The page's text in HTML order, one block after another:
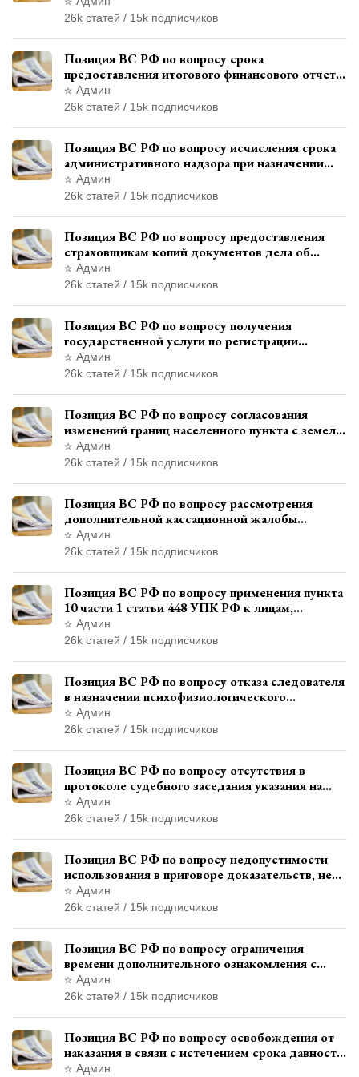
административного правонарушения
26k статей / 15k подписчиков
Позиция ВС РФ по вопросу срока
предоставления итогового финансового отчета
кандидатом в соответствии с
законодательством о выборах
Админ
26k статей / 15k подписчиков
Позиция ВС РФ по вопросу исчисления срока
административного надзора при назначении
дополнительного наказания, отличного от
ограничения свободы
Админ
26k статей / 15k подписчиков
Позиция ВС РФ по вопросу предоставления
страховщикам копий документов дела об
административном правонарушении для
автотехнической экспертизы
Админ
26k статей / 15k подписчиков
Позиция ВС РФ по вопросу получения
государственной услуги по регистрации
транспортного средства через представителя
Админ
26k статей / 15k подписчиков
Позиция ВС РФ по вопросу согласования
изменений границ населенного пункта с земель
лесного фонда
Админ
26k статей / 15k подписчиков
Позиция ВС РФ по вопросу рассмотрения
дополнительной кассационной жалобы
адвоката в кассационной инстанции
Админ
26k статей / 15k подписчиков
Позиция ВС РФ по вопросу применения пункта
10 части 1 статьи 448 УПК РФ к лицам,
уволенным из следственных органов
Админ
26k статей / 15k подписчиков
Позиция ВС РФ по вопросу отказа следователя
в назначении психофизиологического
исследования показаний обвиняемой с
использованием полиграфа
Админ
26k статей / 15k подписчиков
Позиция ВС РФ по вопросу отсутствия в
протоколе судебного заседания указания на
возможность выступления в прениях сторон
при наличии аудиозаписи
Админ
26k статей / 15k подписчиков
Позиция ВС РФ по вопросу недопустимости
использования в приговоре доказательств, не
исследованных в судебном заседании
Админ
26k статей / 15k подписчиков
Позиция ВС РФ по вопросу ограничения
времени дополнительного ознакомления с
материалами уголовного дела
Админ
26k статей / 15k подписчиков
Позиция ВС РФ по вопросу освобождения от
наказания в связи с истечением срока давности
уголовного преследования
Админ